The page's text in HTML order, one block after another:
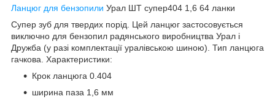
Ланцюг для бензопили Урал ШТ супер404 1,6 64 ланки
Супер зуб для твердих порід. Цей ланцюг застосовується
виключно для бензопил радянського виробництва Урал і
Дружба (у разі комплектації уралівською шиною). Тип ланцюга
гачкова. Характеристики:
Крок ланцюга 0.404
ширина паза 1,6 мм